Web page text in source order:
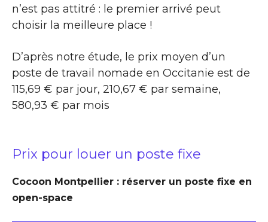
n’est pas attitré : le premier arrivé peut
choisir la meilleure place !
D’après notre étude, le prix moyen d’un
poste de travail nomade en Occitanie est de
115,69 € par jour, 210,67 € par semaine,
580,93 € par mois
Prix pour louer un poste fixe
Cocoon Montpellier : réserver un poste fixe en
open-space